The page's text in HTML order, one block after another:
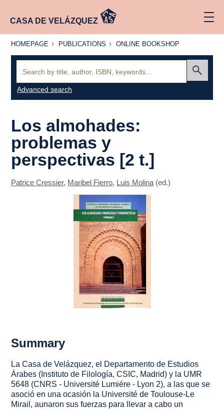
CASA DE VELÁZQUEZ
HOMEPAGE
HOMEPAGE PUBLICATIONS
PUBLICATIONS
ONLINE
ONLINE BOOKSHOP
Advanced search
Los almohades:
problemas y
perspectivas [2 t.]
Patrice Cressier, Maribel Fierro, Luis Molina (ed.)
Summary
La Casa de Velázquez, el Departamento de Estudios
Árabes (Instituto de Filología, CSIC, Madrid) y la UMR
5648 (CNRS - Université Lumiére - Lyon 2), a las que se
asoció en una ocasión la Université de Toulouse-Le
Mirail, aunaron sus fuerzas para llevar a cabo un